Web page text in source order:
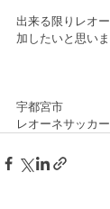
出来る限りレオ
加したいと思い
宇都宮市
レオーネサッカ